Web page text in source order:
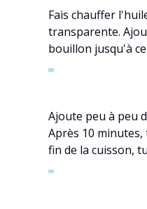
Fais chauffer
transparente.
bouillon jusqu'à
Ajoute peu à peu
Après 10
fin de la cuisson,